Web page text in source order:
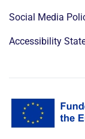
Social Media
Accessibility